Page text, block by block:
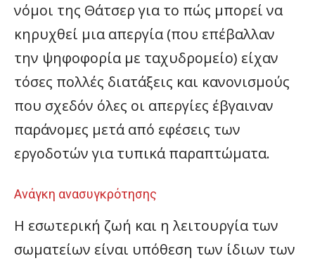
νόμοι της Θάτσερ για το πώς μπορεί να
κηρυχθεί μια απεργία (που επέβαλλαν
την ψηφοφορία με ταχυδρομείο) είχαν
τόσες πολλές διατάξεις και κανονισμούς
που σχεδόν όλες οι απεργίες έβγαιναν
παράνομες μετά από εφέσεις των
εργοδοτών για τυπικά παραπτώματα.
Ανάγκη ανασυγκρότησης
Η εσωτερική ζωή και η λειτουργία των
σωματείων είναι υπόθεση των ίδιων των